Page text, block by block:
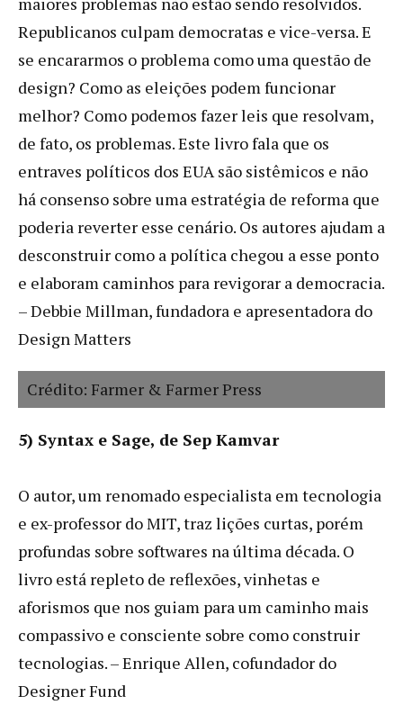
Republicanos culpam democratas e vice-versa. E
se encararmos o problema como uma questão de
design? Como as eleições podem funcionar
melhor? Como podemos fazer leis que resolvam,
de fato, os problemas. Este livro fala que os
entraves políticos dos EUA são sistêmicos e não
há consenso sobre uma estratégia de reforma que
poderia reverter esse cenário. Os autores ajudam a
desconstruir como a política chegou a esse ponto
e elaboram caminhos para revigorar a democracia.
– Debbie Millman, fundadora e apresentadora do
Design Matters
Crédito: Farmer & Farmer Press
5) Syntax e Sage, de Sep Kamvar
O autor, um renomado especialista em tecnologia
e ex-professor do MIT, traz lições curtas, porém
profundas sobre softwares na última década. O
livro está repleto de reflexões, vinhetas e
aforismos que nos guiam para um caminho mais
compassivo e consciente sobre como construir
tecnologias. – Enrique Allen, cofundador do
Designer Fund